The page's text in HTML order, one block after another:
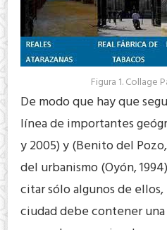
Figura 1. Collage
De modo que hay que
línea de importantes
y 2005) y (Benito del
del urbanismo (Oyón,
citar sólo algunos de
ciudad debe contener